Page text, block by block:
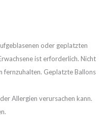
oder geplatzten
ist erforderlich. Nicht
fernzuhalten. Geplatzte Ballons
Allergien verursachen kann.